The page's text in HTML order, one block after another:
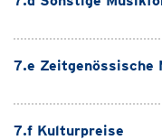
7.e Zeitgenössische
7.f Kulturpreise